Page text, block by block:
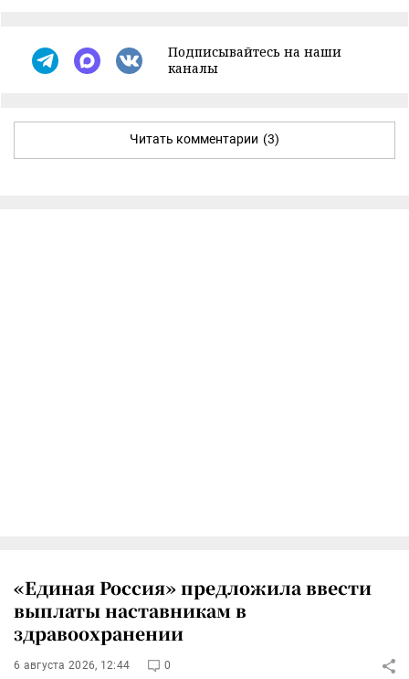
Подписывайтесь на наши
каналы
Читать комментарии (3)
«Единая Россия» предложила ввести
выплаты наставникам в
здравоохранении
6 августа 2026, 12:44 0